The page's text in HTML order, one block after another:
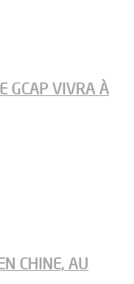
GCAP VIVRA À
CHINE, AU